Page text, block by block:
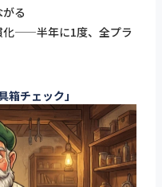
る
化——半年に1度、全プラ
チェック」